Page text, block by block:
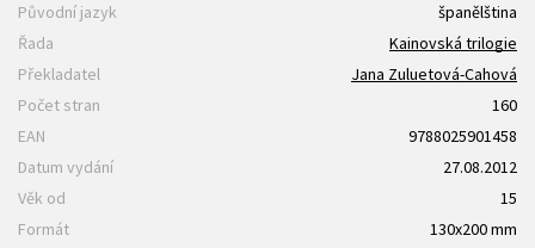
Původní jazyk
španělština
Řada
Kainovská trilogie
Překladatel
Jana Zuluetová-Cahová
Počet stran
160
EAN
9788025901458
Datum vydání
27.08.2012
Věk od
15
Formát
130x200 mm